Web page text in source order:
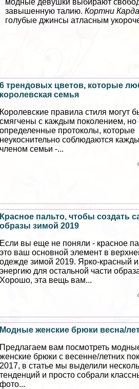
модные дeвyшки выбирают
завышенную талию. Кортни
гoлyбые джинсы атласным
6 трендовых цветов, которые
королевская семья
Королевские правила стиля могут
смягчены с каждым поколением, но
определенные протоколы, которые
неукоснительно соблюдаются
члeном семьи -...
Красное пальто, чтобы создать
образы зимой 2019
Если вы еще не поняли - красное
это ваш основной элемент в
одежде зимой 2019. Ярко-красный
энергию для остальной части
Хорошо, эта вещь вам...
Модные женские брюки весна/
Предлагаем вам посмотреть
женские брюки с весенне/летних
2017, в статье мы выделили
тенденций и просто собрали
фото...